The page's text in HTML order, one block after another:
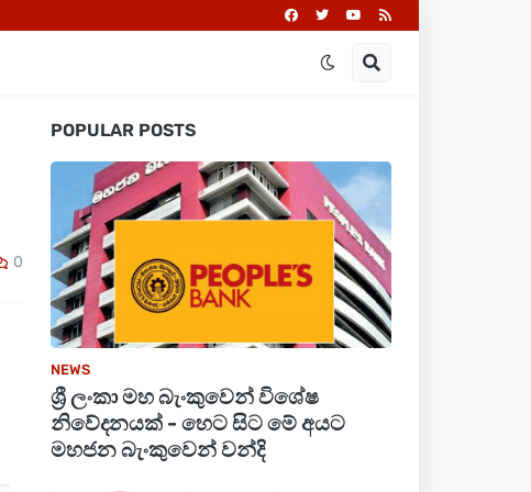
0
POPULAR POSTS
NEWS
ශ්‍රී ලංකා මහ බැංකුවෙන් විශේෂ
නිවේදනයක් - හෙට සිට මේ අයට
මහජන බැංකුවෙන් වන්දි